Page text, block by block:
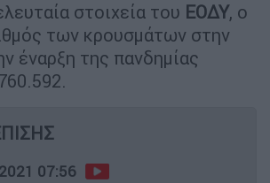
στοιχεία του ΕΟΔΥ, ο
των κρουσμάτων στην
έναρξη της πανδημίας
07:56